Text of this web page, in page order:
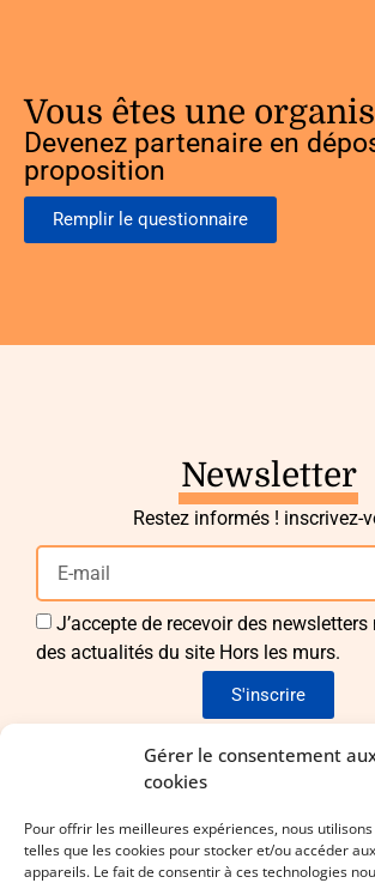
Gérer le consentement
cookies
Pour offrir les meilleures expériences, nous
telles que les cookies pour stocker et/ou accéder
appareils. Le fait de consentir à ces technologies
Vous êtes une
Devenez partenaire en
proposition
Remplir le questionnaire
Newsletter
Restez informés ! inscrivez-
J’accepte de recevoir des newsletters
des actualités du site Hors les murs.
S'inscrire
Envie de nous
Laissez-nous vos